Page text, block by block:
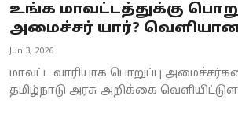
Astrology
Spirituality
Weather
உங்க மாவட்டத்துக்கு
அமைச்சர் யார்?
Jun 3, 2026
மாவட்ட வாரியாக பொறுப்பு
தமிழ்நாடு அரசு அறிக்கை